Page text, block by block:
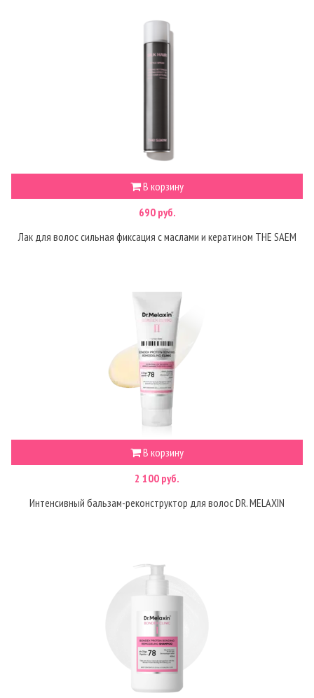
В корзину
690 руб.
Лак для волос сильная фиксация с маслами и кератином THE SAEM
В корзину
2 100 руб.
Интенсивный бальзам-реконструктор для волос DR. MELAXIN